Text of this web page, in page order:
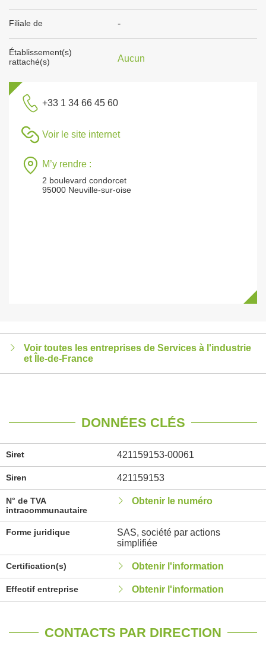
Filiale de -
Établissement(s)
rattaché(s)
Aucun
+33 1 34 66 45 60
Voir le site internet
M’y rendre :
2 boulevard condorcet
95000 Neuville-sur-oise
Voir toutes les entreprises de Services à l'industrie
et Île-de-France
DONNÉES CLÉS
Siret 421159153-00061
Siren 421159153
N° de TVA
intracommunautaire
Obtenir le numéro
Forme juridique
SAS, société par actions
simplifiée
Certification(s) Obtenir l'information
Effectif entreprise Obtenir l'information
CONTACTS PAR DIRECTION